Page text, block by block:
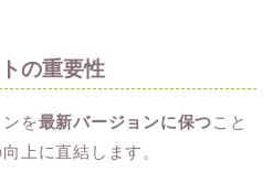
の重要性
を最新バージョンに保つこと
上に直結します。